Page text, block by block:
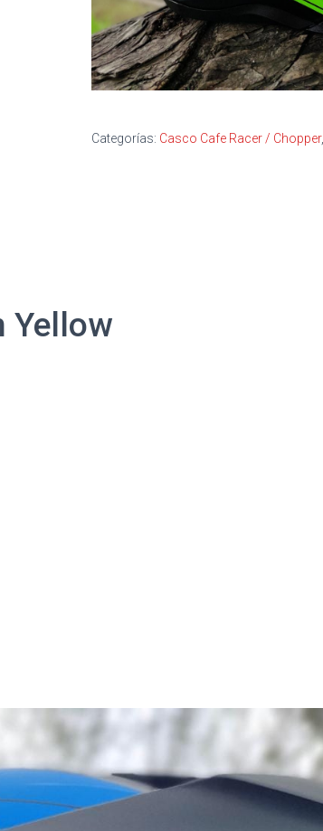
Categorías: Casco Cafe Racer / Chopper,
Yellow